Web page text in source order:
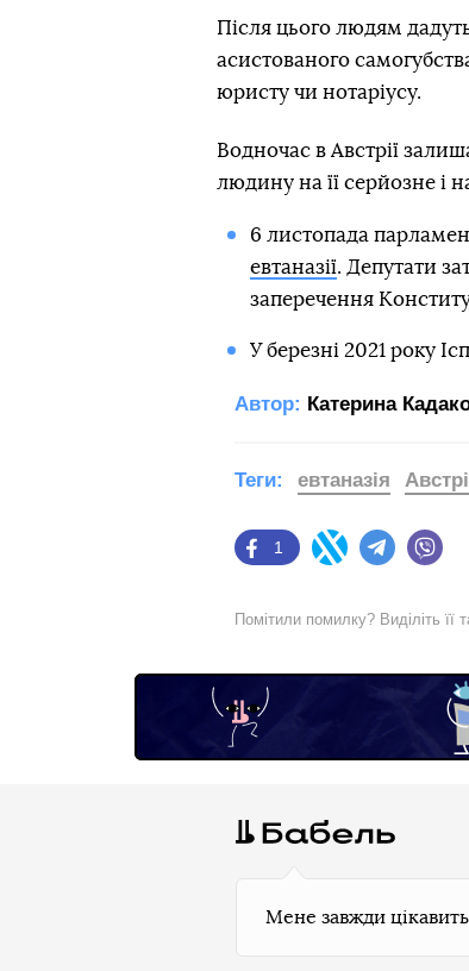
Після цього людям
асистованого
юристу чи нотаріусу.
Водночас в Австрії
людину на її серйозне і
6 листопада
евтаназії. Депутати
заперечення
У березні 2021 року
Автор: Катерина
Facebook
1
Twitter Telegram
Теги: евтаназія
Помітили помилку? Виділіть її
Мене завжди